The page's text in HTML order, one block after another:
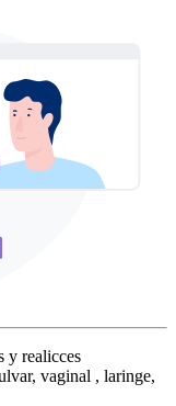
y realicces
vaginal , laringe,